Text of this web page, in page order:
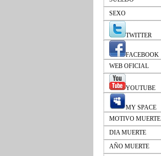
SEXO
TWITTER
FACEBOOK
WEB OFICIAL
YOUTUBE
MY SPACE
MOTIVO MUERTE
DIA MUERTE
AÑO MUERTE